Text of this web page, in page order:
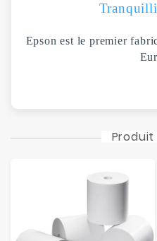
Epson est le premier